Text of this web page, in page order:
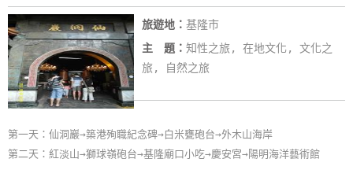
作
旅
伴
計
劃
旅遊地： 基隆市
主 題： 知性之旅, 在地文化, 文化之
旅, 自然之旅
第一天：仙洞巖→築港殉職紀念碑→白米甕砲台→外木山海岸
第二天：紅淡山→獅球嶺砲台→基隆廟口小吃→慶安宮→陽明海洋藝術館